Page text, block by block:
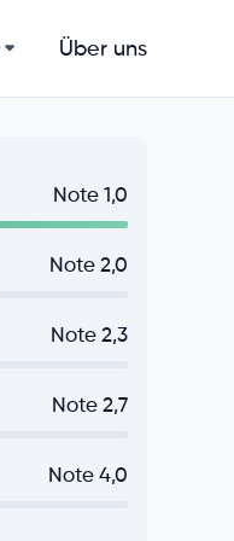
Über uns
Note 1,0
Note 2,0
Note 2,3
Note 2,7
Note 4,0